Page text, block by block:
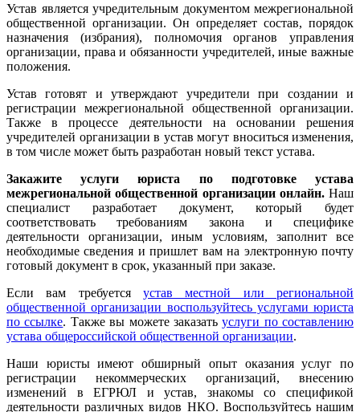
Устав является учредительным документом межрегиональной
общественной организации. Он определяет состав, порядок
назначения (избрания), полномочия органов управления
организации, права и обязанности учредителей, иные важные
положения.
Устав готовят и утверждают учредители при создании и
регистрации межрегиональной общественной организации.
Также в процессе деятельности на основании решения
учредителей организации в устав могут вноситься изменения,
в том числе может быть разработан новый текст устава.
Закажите услуги юриста по подготовке устава
межрегиональной общественной организации онлайн. Наш
специалист разработает документ, который будет
соответствовать требованиям закона и специфике
деятельности организации, иным условиям, заполнит все
необходимые сведения и пришлет вам на электронную почту
готовый документ в срок, указанный при заказе.
Если вам требуется устав местной или региональной
общественной организации воспользуйтесь услугами юриста
по ссылке. Также вы можете заказатьуслуги по составлению
устава общероссийской общественной организации.
Наши юристы имеют обширный опыт оказания услуг по
регистрации некоммерческих организаций, внесению
изменений в ЕГРЮЛ и устав, знакомы со спецификой
деятельности различных видов НКО. Воспользуйтесь нашим